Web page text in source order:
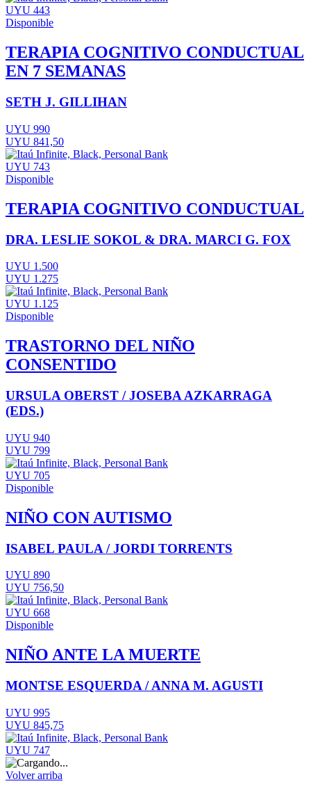
UYU 443
Disponible
TERAPIA COGNITIVO CONDUCTUAL
EN 7 SEMANAS
SETH J. GILLIHAN
UYU 990
UYU 841,50
UYU 743
Disponible
TERAPIA COGNITIVO CONDUCTUAL
DRA. LESLIE SOKOL & DRA. MARCI G. FOX
UYU 1.500
UYU 1.275
UYU 1.125
Disponible
TRASTORNO DEL NIÑO
CONSENTIDO
URSULA OBERST / JOSEBA AZKARRAGA
(EDS.)
UYU 940
UYU 799
UYU 705
Disponible
NIÑO CON AUTISMO
ISABEL PAULA / JORDI TORRENTS
UYU 890
UYU 756,50
UYU 668
Disponible
NIÑO ANTE LA MUERTE
MONTSE ESQUERDA / ANNA M. AGUSTI
UYU 995
UYU 845,75
UYU 747
Volver arriba